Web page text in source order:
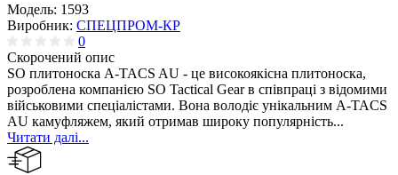
Модель: 1593
Виробник: СПЕЦПРОМ-КР
0
Скорочений опис
SO плитоноска A-TACS AU - це високоякісна плитоноска,
розроблена компанією SO Tactical Gear в співпраці з відомими
військовими спеціалістами. Вона володіє унікальним A-TACS
AU камуфляжем, який отримав широку популярність...
Читати далі...